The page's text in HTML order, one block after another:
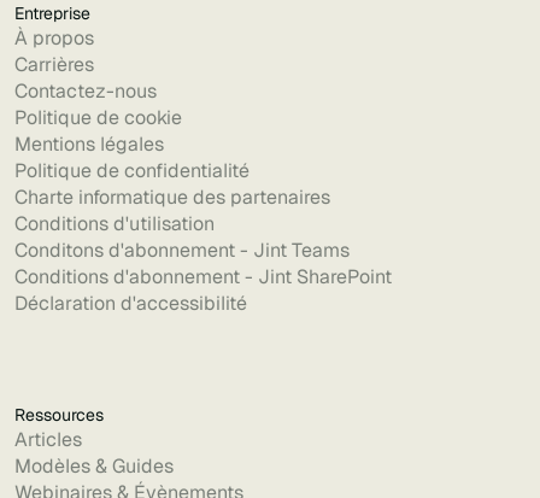
Entreprise
À propos
Carrières
Contactez-nous
Politique de cookie
Mentions légales
Politique de confidentialité
Charte informatique des partenaires
Conditions d'utilisation
Conditons d'abonnement - Jint Teams
Conditions d'abonnement - Jint SharePoint
Déclaration d'accessibilité
Ressources
Articles
Modèles & Guides
Webinaires & Évènements